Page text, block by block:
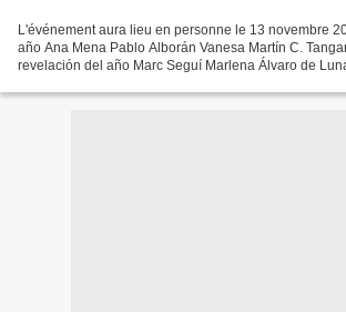
L'événement aura lieu en personne le 13 novembre
año Ana Mena Pablo Alborán Vanesa Martín C.
revelación del año Marc Seguí Marlena Álvaro de